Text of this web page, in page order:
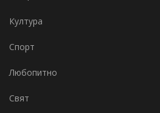
Култура
Спорт
Любопитно
Свят